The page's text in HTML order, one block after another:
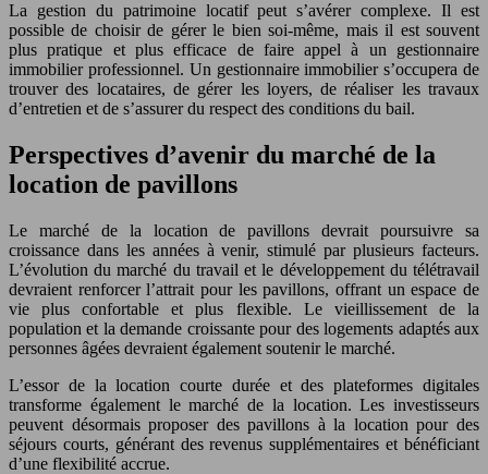
La gestion du patrimoine locatif peut s’avérer complexe. Il est
possible de choisir de gérer le bien soi-même, mais il est souvent
plus pratique et plus efficace de faire appel à un gestionnaire
immobilier professionnel. Un gestionnaire immobilier s’occupera de
trouver des locataires, de gérer les loyers, de réaliser les travaux
d’entretien et de s’assurer du respect des conditions du bail.
Perspectives d’avenir du marché de la
location de pavillons
Le marché de la location de pavillons devrait poursuivre sa
croissance dans les années à venir, stimulé par plusieurs facteurs.
L’évolution du marché du travail et le développement du télétravail
devraient renforcer l’attrait pour les pavillons, offrant un espace de
vie plus confortable et plus flexible. Le vieillissement de la
population et la demande croissante pour des logements adaptés aux
personnes âgées devraient également soutenir le marché.
L’essor de la location courte durée et des plateformes digitales
transforme également le marché de la location. Les investisseurs
peuvent désormais proposer des pavillons à la location pour des
séjours courts, générant des revenus supplémentaires et bénéficiant
d’une flexibilité accrue.